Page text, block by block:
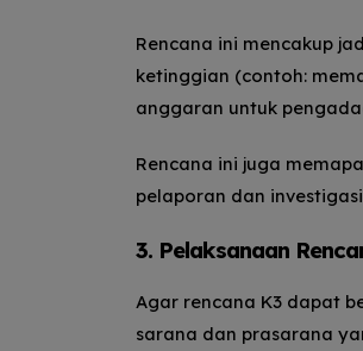
Rencana ini mencakup
ketinggian (contoh:
anggaran untuk
Rencana ini juga
pelaporan dan
3. Pelaksanaan
Agar rencana K3 dapat
sarana dan prasarana